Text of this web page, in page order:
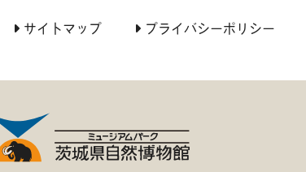
サイトマップ プライバシーポリシー